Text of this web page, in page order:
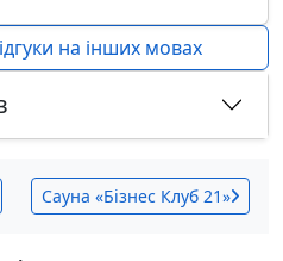
на інших мовах
Сауна «Бізнес Клуб 21»